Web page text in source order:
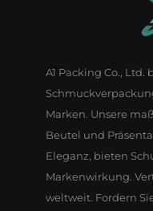
A1 Packing Co.,
Marken. Unsere
Beutel und
Eleganz, bieten
Markenwirkung.
weltweit. Fordern